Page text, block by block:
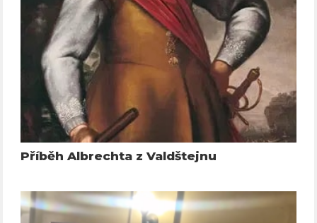
Příběh Albrechta z Valdštejnu